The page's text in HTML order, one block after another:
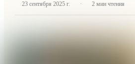
23 сентября 2025 г. · 2 мин чтения